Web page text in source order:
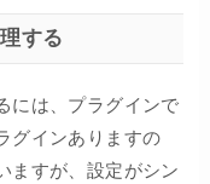
する
には、プラグインで
グインありますの
ますが、設定がシン